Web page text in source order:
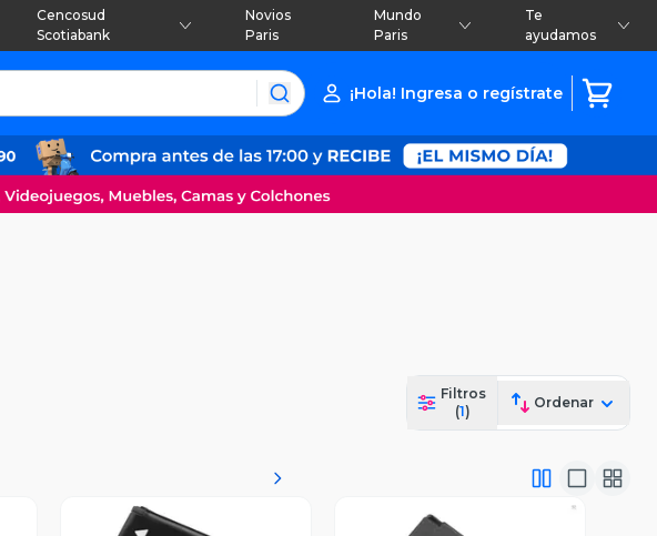
Cencosud
Scotiabank
Novios
Paris
Mundo
Paris
Te
ayudamos
¡Hola! Ingresa o regístrate
Filtros
(1)
Ordenar